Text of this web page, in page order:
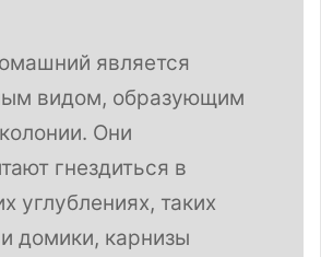
является
видом, образующим
Они
гнездиться в
углублениях, таких
домики, карнизы